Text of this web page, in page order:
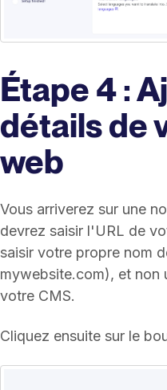
Étape 4 :
détails de
web
Vous arriverez sur une
devrez saisir l'URL de
saisir votre propre nom
mywebsite.com), et non
votre CMS.
Cliquez ensuite sur le